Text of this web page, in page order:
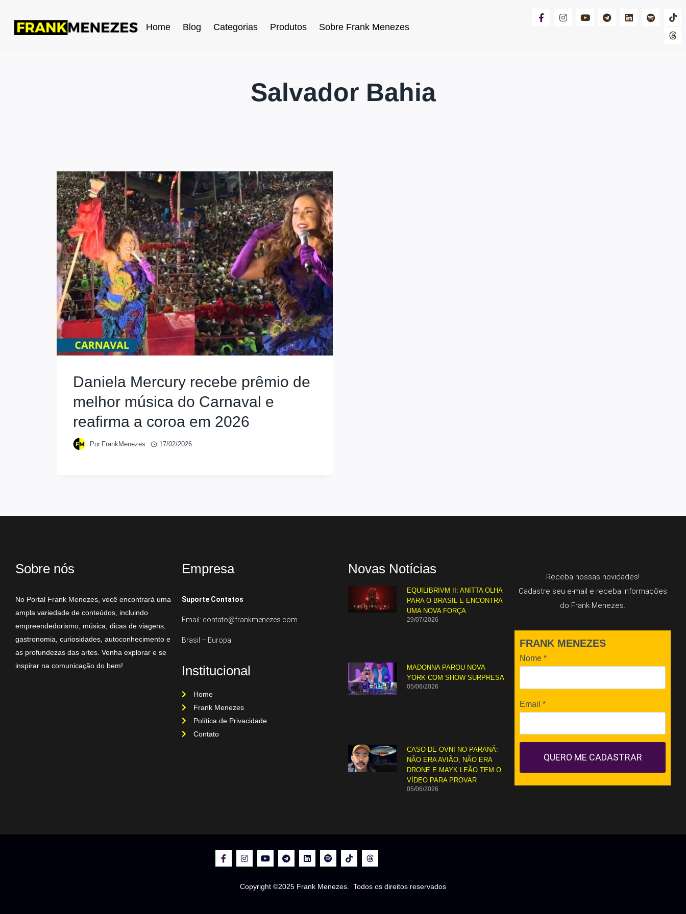
Home Blog Categorias Produtos Sobre Frank Menezes
Salvador Bahia
Daniela Mercury recebe prêmio de
melhor música do Carnaval e
reafirma a coroa em 2026
Por FrankMenezes 17/02/2026
Sobre nós
No Portal Frank Menezes, você encontrará uma
ampla variedade de conteúdos, incluindo
empreendedorismo, música, dicas de viagens,
gastronomia, curiosidades, autoconhecimento e
as profundezas das artes. Venha explorar e se
inspirar na comunicação do bem!
Empresa
Suporte Contatos
Email: contato@frankmenezes.com
Brasil – Europa
Institucional
Home
Frank Menezes
Política de Privacidade
Contato
Novas Notícias
EQUILIBRIVM II: ANITTA OLHA
PARA O BRASIL E ENCONTRA
UMA NOVA FORÇA
29/07/2026
MADONNA PAROU NOVA
YORK COM SHOW SURPRESA
05/06/2026
CASO DE OVNI NO PARANÁ:
NÃO ERA AVIÃO, NÃO ERA
DRONE E MAYK LEÃO TEM O
VÍDEO PARA PROVAR
05/06/2026
Receba nossas novidades!
Cadastre seu e-mail e receba informações
do Frank Menezes.
FRANK MENEZES
Nome *
Email *
QUERO ME CADASTRAR
Copyright ©2025 Frank Menezes. Todos os direitos reservados